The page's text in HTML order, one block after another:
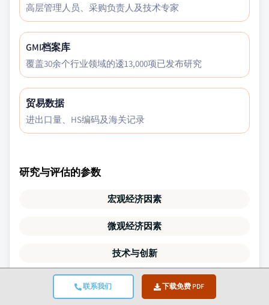
联系我们 下载免费 PDF
高层管理人员、采购负责人及技术专家
GMI档案库
覆盖30余个行业领域的逶13,000项已发布研究
贸易数据
进出口量、HS编码及海关记录
研究与评估的参数
宏观经济因素
微观经济因素
技术与创新
监管与政治环境